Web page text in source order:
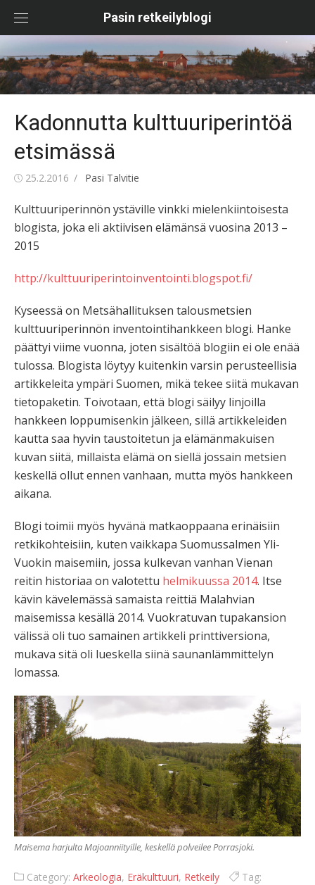
content
Pasin retkeilyblogi
Kadonnutta kulttuuriperintöä
etsimässä
Posted
25.2.2016 Author
Pasi Talvitie
Kulttuuriperinnön ystäville vinkki mielenkiintoisesta
blogista, joka eli aktiivisen elämänsä vuosina 2013 –
2015
http://kulttuuriperintoinventointi.blogspot.fi/
Kyseessä on Metsähallituksen talousmetsien
kulttuuriperinnön inventointihankkeen blogi. Hanke
päättyi viime vuonna, joten sisältöä blogiin ei ole enää
tulossa. Blogista löytyy kuitenkin varsin perusteellisia
artikkeleita ympäri Suomen, mikä tekee siitä mukavan
tietopaketin. Toivotaan, että blogi säilyy linjoilla
hankkeen loppumisenkin jälkeen, sillä artikkeleiden
kautta saa hyvin taustoitetun ja elämänmakuisen
kuvan siitä, millaista elämä on siellä jossain metsien
keskellä ollut ennen vanhaan, mutta myös hankkeen
aikana.
Blogi toimii myös hyvänä matkaoppaana erinäisiin
retkikohteisiin, kuten vaikkapa Suomussalmen Yli-
Vuokin maisemiin, jossa kulkevan vanhan Vienan
reitin historiaa on valotettu helmikuussa 2014. Itse
kävin kävelemässä samaista reittiä Malahvian
maisemissa kesällä 2014. Vuokratuvan tupakansion
välissä oli tuo samainen artikkeli printtiversiona,
mukava sitä oli lueskella siinä saunanlämmittelyn
lomassa.
Maisema harjulta Majoanniityille, keskellä polveilee Porrasjoki.
Category: Arkeologia, Eräkulttuuri, Retkeily
Tag: